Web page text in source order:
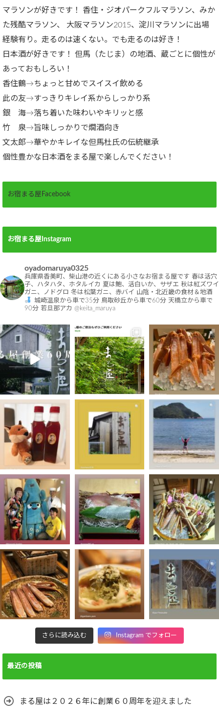
マラソンが好きです！ 香住・ジオパークフルマラソン、みか
た残酷マラソン、 大阪マラソン2015、淀川マラソンに出場
経験有り。走るのは速くない。でも走るのは好き！
日本酒が好きです！ 但馬（たじま）の地酒、蔵ごとに個性が
あっておもしろい！
香住鶴→ちょっと甘めでスイスイ飲める
此の友→すっきりキレイ系からしっかり系
銀 海→落ち着いた味わいやキリッと感
竹 泉→旨味しっかりで燗酒向き
文太郎→華やかキレイな但馬杜氏の伝統継承
個性豊かな日本酒をまる屋で楽しんでください！
お宿まる屋Facebook
お宿まる屋Instagram
oyadomaruya0325
兵庫県香美町、柴山港の近くにある小さなお宿まる屋です 春は活穴
子、ハタハタ、ホタルイカ 夏は鮑、活白いか、サザエ 秋は紅ズワイ
ガニ、ノドグロ 冬は松葉ガニ、赤バイ 山陰・北近畿の食材＆地酒
城崎温泉から車で35分 鳥取砂丘から車で60分 天橋立から車で
90分 若旦那アカ @keita_maruya
さらに読み込む Instagram でフォロー
最近の投稿
まる屋は２０２６年に創業６０周年を迎えました